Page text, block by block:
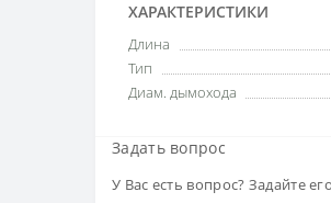
ХАРАКТЕРИСТИКИ
Длина
Тип
Диам. дымохода
Задать вопрос
У Вас есть вопрос? Задайте